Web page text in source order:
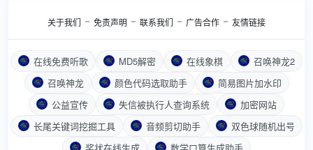
关于我们 免责声明 联系我们 广告合作 友情链接
在线免费听歌 MD5解密 在线象棋
召唤神龙2
召唤神龙
颜色代码选取助手
简易图片加水印
公益宣传
失信被执行人查询系统
加密网站
长尾关键词挖掘工具
音频剪切助手
双色球随机出号